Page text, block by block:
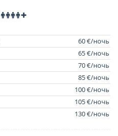
60 €/ночь
65 €/ночь
70 €/ночь
85 €/ночь
100 €/ночь
105 €/ночь
130 €/ночь